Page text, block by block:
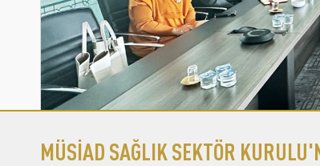
MÜSİAD SAĞLIK SEKTÖR